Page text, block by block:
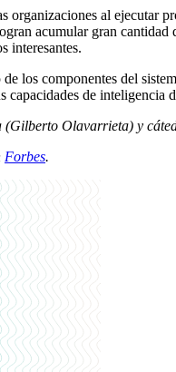
organizaciones al ejecutar
acumular gran
interesantes.
los componentes del
capacidades de
(Gilberto Olavarrieta) y
Forbes.